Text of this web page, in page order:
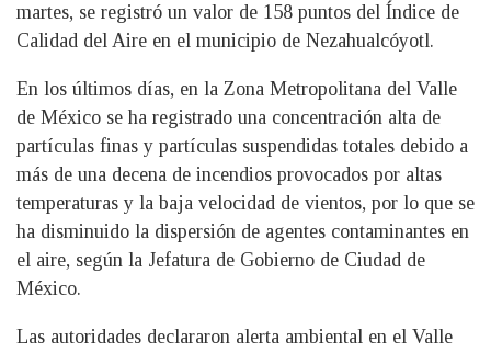
martes, se registró un valor de 158 puntos del Índice de
Calidad del Aire en el municipio de Nezahualcóyotl.
En los últimos días, en la Zona Metropolitana del Valle
de México se ha registrado una concentración alta de
partículas finas y partículas suspendidas totales debido a
más de una decena de incendios provocados por altas
temperaturas y la baja velocidad de vientos, por lo que se
ha disminuido la dispersión de agentes contaminantes en
el aire, según la Jefatura de Gobierno de Ciudad de
México.
Las autoridades declararon alerta ambiental en el Valle